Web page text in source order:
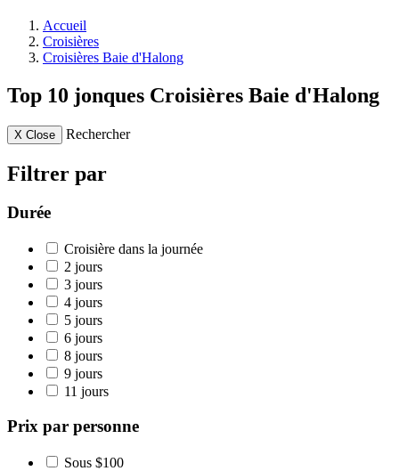
Accueil
Croisières
Croisières Baie d'Halong
Top 10 jonques Croisières Baie d'Halong
X Close Rechercher
Filtrer par
Durée
Croisière dans la journée
2 jours
3 jours
4 jours
5 jours
6 jours
8 jours
9 jours
11 jours
Prix par personne
Sous $100